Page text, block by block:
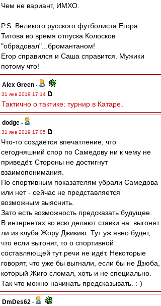
Чем не вариант, ИМХО.
P.S. Великого русского футболиста Егора
Титова во время отпуска Колосков
"обрадовал"...бромантаном!
Егор справился и Саша справится. Мужики
потому что!
Alex Green -
31 янв 2019 17:14
Тактично о тактике: турнир в Катаре
dodge -
31 янв 2019 17:05
Что-то создаётся впечатление, что
сегодняшний спор по Самедову ни к чему не
приведёт. Стороны не достигнут
взаимопонимания.
По спортивным показателям убрали Самедова
или нет - сейчас не представляется
возможным выяснить.
Зато есть возможность предсказать будущее.
В интернетах во всю делают ставки на: выгонят
ли из клуба Жору Джикию. Тут уж явно будет,
что если выгонят, то о спортивной
составляющей тут речи не идёт. Некоторые
говорят, что уже бы выгнали, если бы не Дзюба,
который Жиго сломал, хоть и не специально.
Так что можно начинать предсказывать. :-)
DmDes62 -